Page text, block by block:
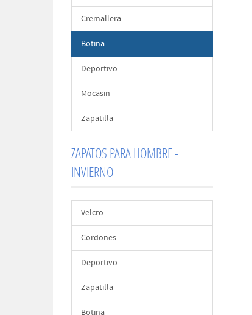
Cremallera
Botina
Deportivo
Mocasin
Zapatilla
ZAPATOS PARA HOMBRE -
INVIERNO
Velcro
Cordones
Deportivo
Zapatilla
Botina